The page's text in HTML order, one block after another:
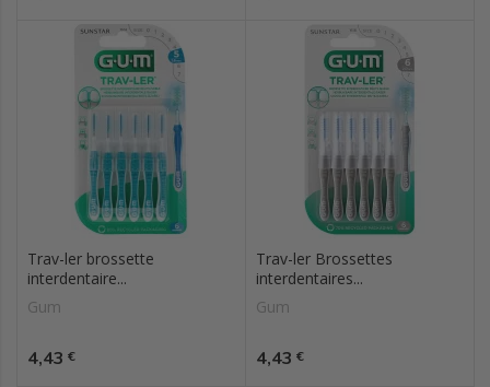
Trav-ler brossette
interdentaire...
Gum
Prix
4,43 €
Trav-ler Brossettes
interdentaires...
Gum
Prix
4,43 €